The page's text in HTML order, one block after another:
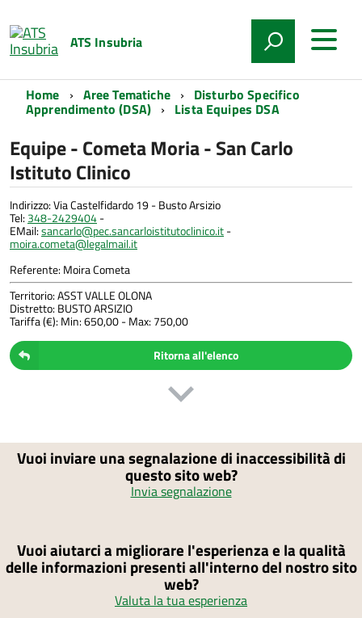
ATS Insubria
Home Aree Tematiche Disturbo Specifico
Apprendimento (DSA) Lista Equipes DSA
Equipe - Cometa Moria - San Carlo
Istituto Clinico
Indirizzo: Via Castelfidardo 19 - Busto Arsizio
Tel:348-2429404-
EMail:sancarlo@pec.sancarloistitutoclinico.it-
moira.cometa@legalmail.it
Referente: Moira Cometa
Territorio: ASST VALLE OLONA
Distretto: BUSTO ARSIZIO
Tariffa (€): Min: 650,00 - Max: 750,00
Ritorna all'elenco
Vuoi inviare una segnalazione di inaccessibilità di
questo sito web?
Invia segnalazione
Vuoi aiutarci a migliorare l'esperienza e la qualità
delle informazioni presenti all'interno del nostro sito
web?
Valuta la tua esperienza